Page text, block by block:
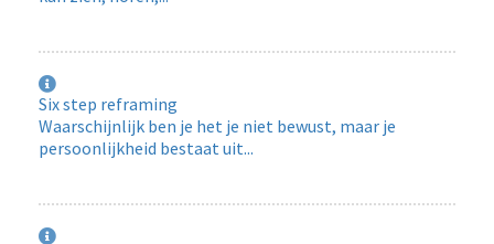
Six step reframing
Waarschijnlijk ben je het je niet bewust, maar je
persoonlijkheid bestaat uit...